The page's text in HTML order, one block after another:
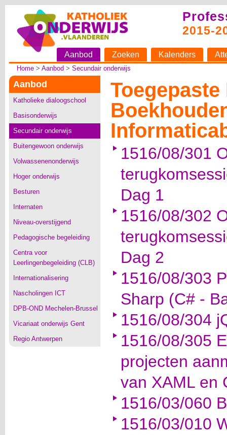
2015-
Aanbod Zoeken Kalenders
Home> Aanbod > Secundair onderwijs
Aanbod
Katholieke dialoogschool
Basisonderwijs
Secundair onderwijs
Buitengewoon onderwijs
Volwassenenonderwijs
Hoger onderwijs
Besturen
Internaten
Niveau-overstijgend
Pedagogische begeleiding
Centra voor
Leerlingenbegeleiding (CLB)
Internationalisering
Nascholingen ICT
DPB-OND Mechelen-Brussel
Vicariaat onderwijs Gent
Regio Antwerpen
1516/08/301
Dag 1
1516/08/302
Dag 2
1516/08/303
Sharp (C# -
1516/08/304
1516/08/305
projecten
van XAML en
1516/03/060
1516/03/010